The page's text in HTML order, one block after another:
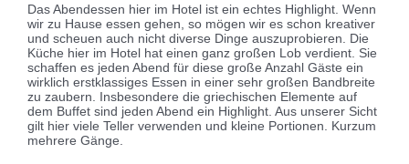
Das Abendessen hier im Hotel ist ein echtes Highlight. Wenn
wir zu Hause essen gehen, so mögen wir es schon kreativer
und scheuen auch nicht diverse Dinge auszuprobieren. Die
Küche hier im Hotel hat einen ganz großen Lob verdient. Sie
schaffen es jeden Abend für diese große Anzahl Gäste ein
wirklich erstklassiges Essen in einer sehr großen Bandbreite
zu zaubern. Insbesondere die griechischen Elemente auf
dem Buffet sind jeden Abend ein Highlight. Aus unserer Sicht
gilt hier viele Teller verwenden und kleine Portionen. Kurzum
mehrere Gänge.